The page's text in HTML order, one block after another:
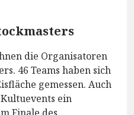
die Organisatoren
46 Teams haben sich
gemessen. Auch
ein